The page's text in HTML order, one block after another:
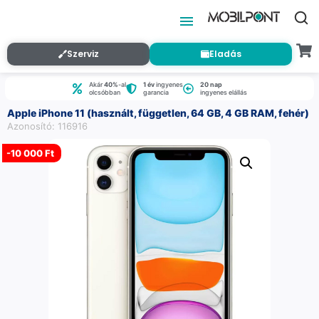
Szerviz Eladás
Akár40%-al
olcsóbban
1 évingyenes
garancia
20 nap
ingyenes elállás
Apple iPhone 11 (használt, független, 64 GB, 4 GB RAM, fehér)
Azonosító: 116916
-10 000 Ft